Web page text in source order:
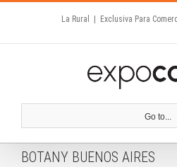
content
La Rural Exclusiva Para
Go to...
BOTANY BUENOS AIRES